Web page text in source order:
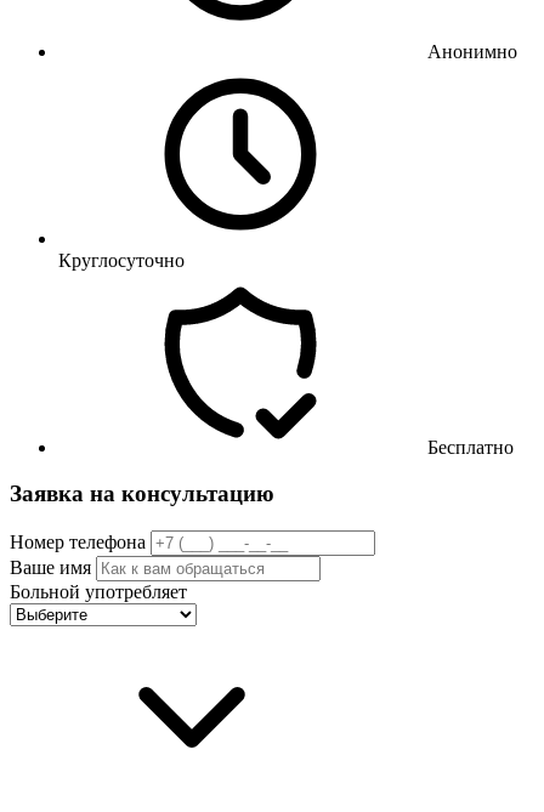
Анонимно
Круглосуточно
Бесплатно
Заявка на консультацию
Номер телефона
Ваше имя
Больной употребляет